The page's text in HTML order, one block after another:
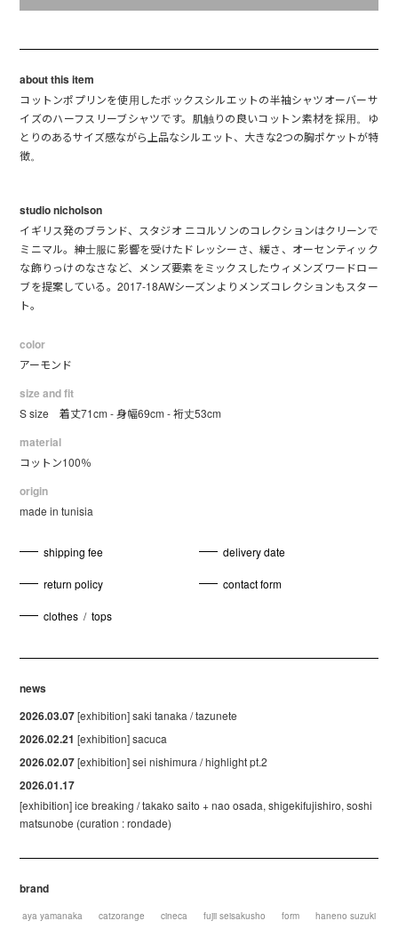
about this item
コットンポプリンを使用したボックスシルエットの半袖シャツオーバーサ
イズのハーフスリーブシャツです。肌触りの良いコットン素材を採用。ゆ
とりのあるサイズ感ながら上品なシルエット、大きな2つの胸ポケットが特
徴。
studio nicholson
イギリス発のブランド、スタジオ ニコルソンのコレクションはクリーンで
ミニマル。紳士服に影響を受けたドレッシーさ、緩さ、オーセンティック
な飾りっけのなさなど、メンズ要素をミックスしたウィメンズワードロー
ブを提案している。2017-18AWシーズンよりメンズコレクションもスター
ト。
color
アーモンド
size and fit
S size 着丈71cm - 身幅69cm - 裄丈53cm
material
コットン100％
origin
made in tunisia
shipping fee delivery date
return policy contact form
clothes / tops
news
2026.03.07[exhibition] saki tanaka / tazunete
2026.02.21 [exhibition] sacuca
2026.02.07[exhibition] sei nishimura / highlight pt.2
2026.01.17
[exhibition] ice breaking / takako saito + nao osada, shigekifujishiro, soshi
matsunobe (curation : rondade)
brand
aya yamanaka catzorange cineca fujii seisakusho form
haneno suzuki